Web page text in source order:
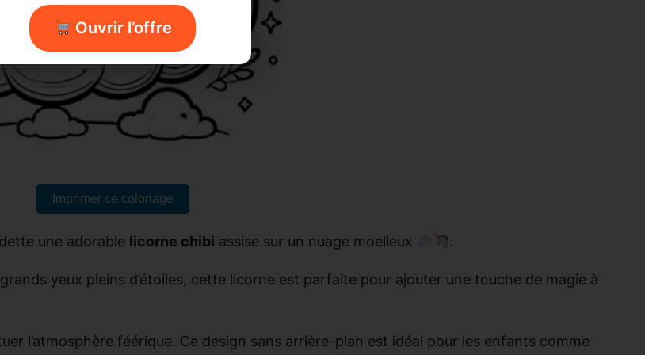
Imprimer ce coloriage
une adorable licorne chibi assise sur un nuage moelleux .
yeux pleins d’étoiles, cette licorne est parfaite pour ajouter une touche de magie à
l’atmosphère féérique. Ce design sans arrière-plan est idéal pour les enfants comme
Ouvrir l’offre